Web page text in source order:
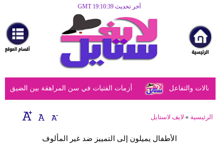
آخر تحديث GMT 19:10:39
مرأة
أزياء
أزياء
إسلامية
أزمات الفتيات في سن المراهقة بين الضيق والتفاعل
الرئيسية » لايف لاستايل
الأطفال يميلون إلى التمييز ضد غير المألوف